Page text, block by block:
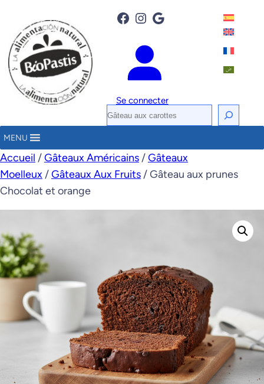
Facebook Instagram Google
Se connecter
R
e
h
e
c
MENU
Accueil /Gâteaux Américains /Gâteaux
Moelleux /Gâteaux Aux Fruits / Gâteau aux prunes
Chocolat et orange